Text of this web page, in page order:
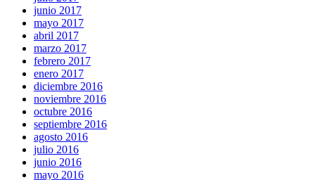
junio 2017
mayo 2017
abril 2017
marzo 2017
febrero 2017
enero 2017
diciembre 2016
noviembre 2016
octubre 2016
septiembre 2016
agosto 2016
julio 2016
junio 2016
mayo 2016